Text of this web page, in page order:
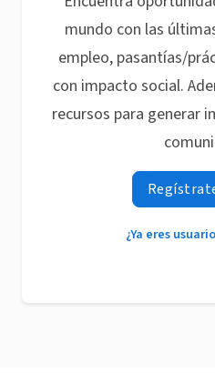
mundo con las
empleo, pasantías/
con impacto social.
recursos para generar
¿Ya eres